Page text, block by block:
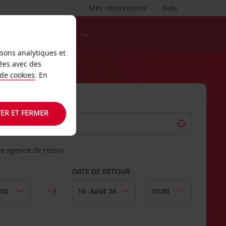
Aide
Mes réservations
agence de retour
DATE DE RETOUR
analytiques et
avec des
cookies. En
ET FERMER